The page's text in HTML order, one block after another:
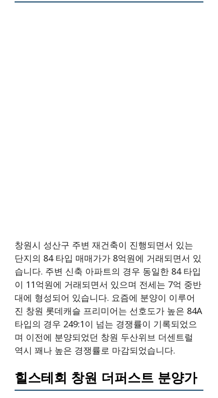
창원시 성산구 주변 재건축이 진행되면서 있는
단지의 84 타입 매매가가 8억원에 거래되면서 있
습니다. 주변 신축 아파트의 경우 동일한 84 타입
이 11억원에 거래되면서 있으며 전세는 7억 중반
대에 형성되어 있습니다. 요즘에 분양이 이루어
진 창원 롯데캐슬 프리미어는 선호도가 높은 84A
타입의 경우 249:1이 넘는 경쟁률이 기록되었으
며 이전에 분양되었던 창원 두산위브 더센트럴
역시 꽤나 높은 경쟁률로 마감되었습니다.
힐스테회 창원 더퍼스트 분양가